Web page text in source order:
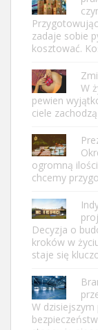
zadaje sobie
kosztować.
W
pewien
ciele
ogromną
chcemy
Decyzja o
kroków w
staje się
W